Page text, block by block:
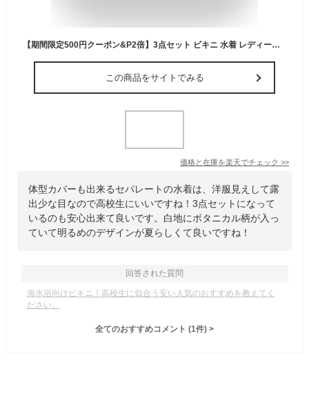
【期間限定500円クーポン&P2倍】3点セット ビキニ 水着 レディース ボタニカル柄【楽天ランキング1位 送料無料】旅行 大人かわいい 大人可愛い 30代 体型カバー 洋服見え セパレート 盛れる 露出少なめ 中学生 高校生 大人 モテ水着
この商品をサイトでみる
価格と在庫を楽天でチェック >>
体型カバーも出来るセパレートの水着は、洋服見えして露
出少な目なので高校生にいいですね！3点セットになって
いるのも安心出来て良いです。白地にボタニカル柄が入っ
ていて明るめのデザインが夏らしくて良いですね！
回答された質問
海水浴向けビキニ｜高校生に似合う安い人気のおすすめを教えてく
ださい。
全てのおすすめコメント (1件) >